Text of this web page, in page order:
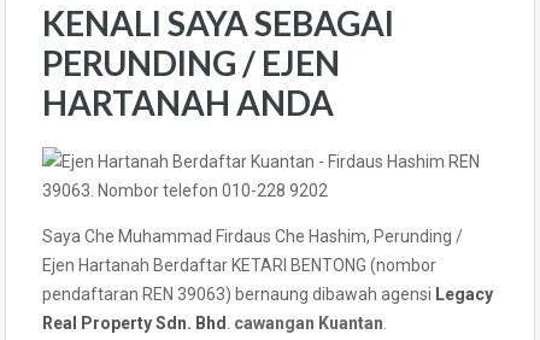
KENALI SAYA SEBAGAI
PERUNDING / EJEN
HARTANAH ANDA
Saya Che Muhammad Firdaus Che Hashim, Perunding /
Ejen Hartanah Berdaftar KETARI BENTONG (nombor
pendaftaran REN 39063) bernaung dibawah agensi Legacy
Real Property Sdn. Bhd
cawangan Kuantan